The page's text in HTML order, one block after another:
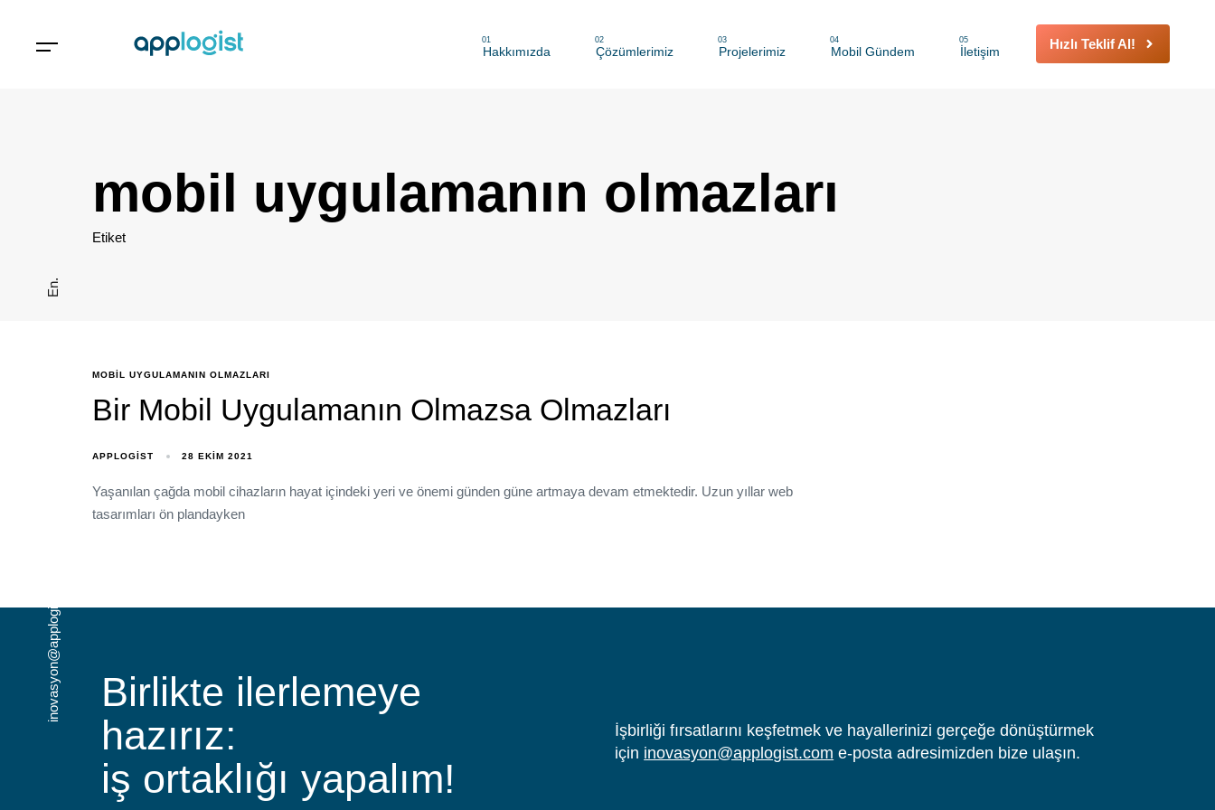
Hakkımızda
01
Çözümlerimiz
02
Projelerimiz
03
Mobil Gündem
04
İletişim
05 Hızlı Teklif Al!
En.
inovasyon@applogist.com
mobil uygulamanın olmazları
Etiket
MOBIL UYGULAMANIN OLMAZLARI
Bir Mobil Uygulamanın Olmazsa Olmazları
APPLOGIST 28 EKIM 2021
Yaşanılan çağda mobil cihazların hayat içindeki yeri ve önemi günden güne artmaya devam etmektedir. Uzun yıllar web
tasarımları ön plandayken
Birlikte ilerlemeye
hazırız:
iş ortaklığı yapalım!
İşbirliği fırsatlarını keşfetmek ve hayallerinizi gerçeğe dönüştürmek
için inovasyon@applogist.com e-posta adresimizden bize ulaşın.